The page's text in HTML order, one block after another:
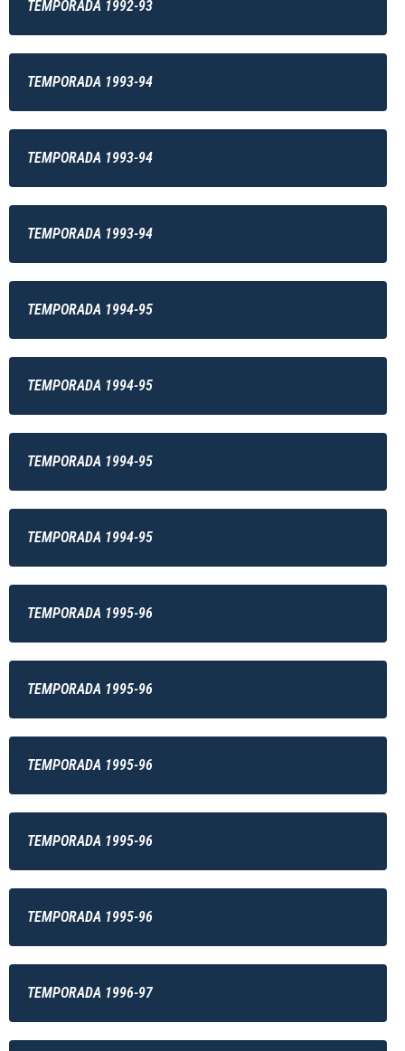
TEMPORADA 1992-93
TEMPORADA 1993-94
TEMPORADA 1993-94
TEMPORADA 1993-94
TEMPORADA 1994-95
TEMPORADA 1994-95
TEMPORADA 1994-95
TEMPORADA 1994-95
TEMPORADA 1995-96
TEMPORADA 1995-96
TEMPORADA 1995-96
TEMPORADA 1995-96
TEMPORADA 1995-96
TEMPORADA 1996-97